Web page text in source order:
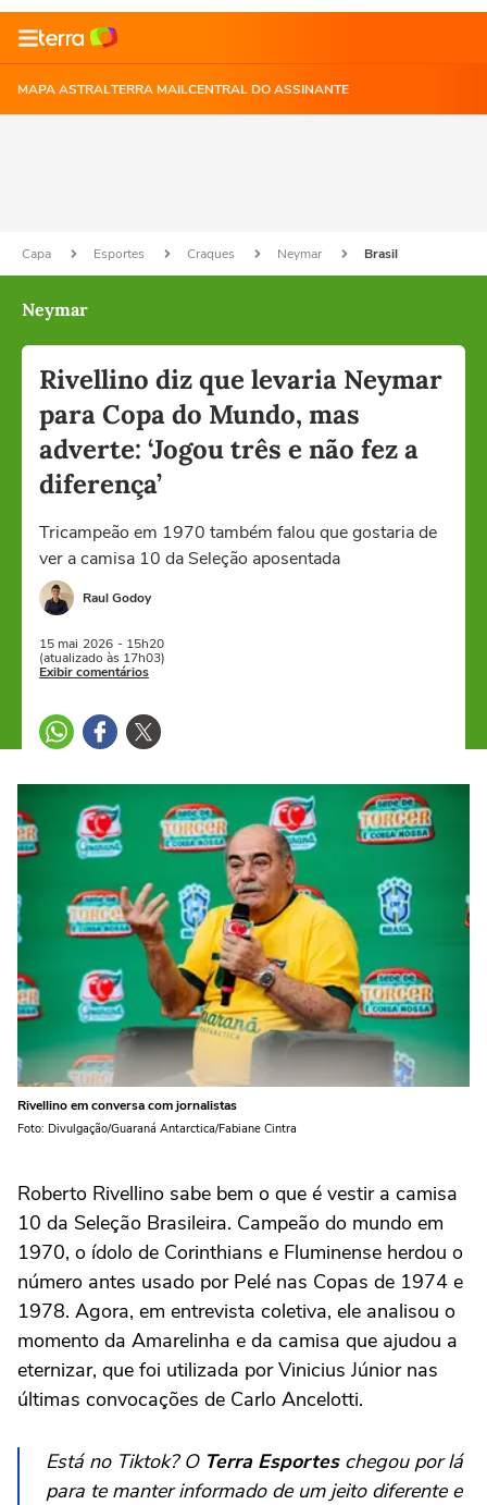
MAPA ASTRALTERRA MAILCENTRAL DO ASSINANTE
Capa Esportes Craques Neymar Brasil
Neymar
Rivellino diz que levaria Neymar
para Copa do Mundo, mas
adverte: ‘Jogou três e não fez a
diferença’
Tricampeão em 1970 também falou que gostaria de
ver a camisa 10 da Seleção aposentada
Raul Godoy
15 mai 2026 - 15h20
(atualizado às 17h03)
Exibir comentários
Rivellino em conversa com jornalistas
Foto: Divulgação/Guaraná Antarctica/Fabiane Cintra
Roberto Rivellino sabe bem o que é vestir a camisa
10 da Seleção Brasileira. Campeão do mundo em
1970, o ídolo de Corinthians e Fluminense herdou o
número antes usado por Pelé nas Copas de 1974 e
1978. Agora, em entrevista coletiva, ele analisou o
momento da Amarelinha e da camisa que ajudou a
eternizar, que foi utilizada por Vinicius Júnior nas
últimas convocações de Carlo Ancelotti.
Está no Tiktok? O Terra Esporteschegou por lá
para te manter informado de um jeito diferente e